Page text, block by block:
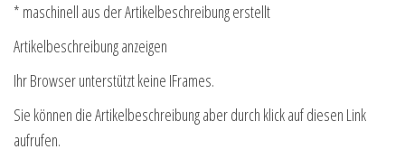
* maschinell aus der Artikelbeschreibung erstellt
Artikelbeschreibung anzeigen
Ihr Browser unterstützt keine IFrames.
Sie können die Artikelbeschreibung aber durch klick auf diesen Link
aufrufen.